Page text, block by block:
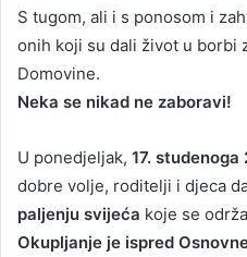
S tugom, ali i s ponosom i
onih koji su dali život u borbi
Domovine.
Neka se nikad ne zaboravi!
U ponedjeljak, 17. studenoga
dobre volje, roditelji i djeca
paljenju svijeća koje se
Okupljanje je ispred